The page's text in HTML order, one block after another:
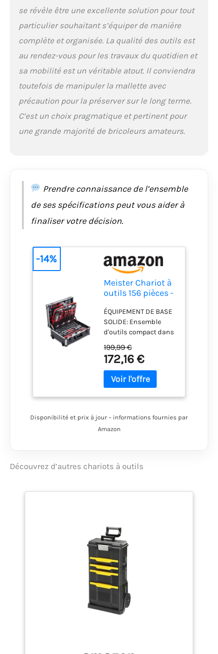
une fixation sécurisée
extra larges sur les
douilles ENSEMBLE
chaque utilisation |
Tout ce qui concerne le
tournevis et clés
hexagonales,
Autres outils pratiques
comme marteau, scie,
se révèle être une excellente solution pour tout
particulier souhaitant s’équiper de manière
complète et organisée. La qualité des outils est
au rendez-vous pour les travaux du quotidien et
sa mobilité est un véritable atout. Il conviendra
toutefois de manipuler la mallette avec
précaution pour la préserver sur le long terme.
C’est un choix pragmatique et pertinent pour
une grande majorité de bricoleurs amateurs.
Prendre connaissance de l’ensemble
de ses spécifications peut vous aider à
finaliser votre décision.
Meister Chariot à
outils 156 pièces -
- Avec roulettes -
Poignée
télescopique /
Mallette à outils
professionnelle
remplie / Boîte à
outils roulante /
8971440
ÉQUIPEMENT DE BASE
SOLIDE: Ensemble
d'outils compact dans
Matériaux de haute
qualité | Équipement
approprié pour chaque
bricoleur MALLETTE
arrondis et protection
transport confortable
intermédiaire intégré
pour un transport
confortable, en tirant
facilement le chariot |
Poignée télescopique
réglable en hauteur à
deux niveaux
CARACTÉRISTIQUES
GÉNIALES: Contours
illustrés facilitant le
199,99 €
172,16 €
-14%
Disponibilité et prix à jour – informations fournies par
Amazon
Découvrez d’autres chariots à outils